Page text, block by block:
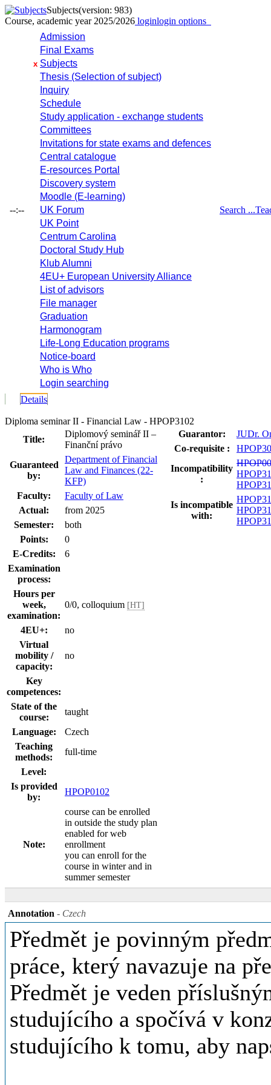
Subjects(version: 983)
Course, academic year 2025/2026 loginlogin options
--:--
Admission
Final Exams
x Subjects
Thesis (Selection of subject)
Inquiry
Schedule
Study application - exchange students
Committees
Invitations for state exams and defences
Central catalogue
E-resources Portal
Discovery system
Moodle (E-learning)
UK Forum
UK Point
Centrum Carolina
Doctoral Study Hub
Klub Alumni
4EU+ European University Alliance
List of advisors
File manager
Graduation
Harmonogram
Life-Long Education programs
Notice-board
Who is Who
Login searching
Search ...
Details
Diploma seminar II - Financial Law - HPOP3102
Title:
Diplomový seminář II –
Finanční právo
Guaranteed
by:
Department of Financial
Law and Finances (22-
KFP)
Faculty:
Faculty of Law
Actual:
from 2025
Semester:
both
Points:
0
E-Credits:
6
Examination
process:
Hours per
week,
examination:
0/0, colloquium [HT]
4EU+:
no
Virtual
mobility /
capacity:
no
Key
competences:
State of the
course:
taught
Language:
Czech
Teaching
methods:
full-time
Level:
Is provided
by:
HPOP0102
Note:
course can be enrolled
in outside the study plan
enabled for web
enrollment
you can enroll for the
course in winter and in
summer semester
Guarantor:
JUDr.
Co-requisite :
Incompatibility
:
Is incompatible
with:
Annotation - Czech
Předmět je povinným
práce, který navazuje na
Předmět je veden
studujícího a spočívá v
studujícího k tomu, aby